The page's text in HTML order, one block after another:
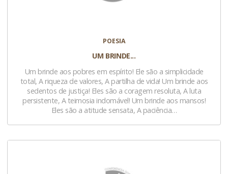
POESIA
UM BRINDE...
Um brinde aos pobres em espírito! Ele são a simplicidade
total, A riqueza de valores, A partilha de vida! Um brinde aos
sedentos de justiça! Eles são a coragem resoluta, A luta
persistente, A teimosia indomável! Um brinde aos mansos!
Eles são a atitude sensata, A paciência…